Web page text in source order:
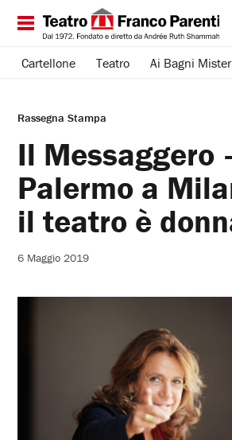
Cartellone Teatro Ai Bagni
Rassegna Stampa
Il Messaggero
Palermo a
il teatro è
6 Maggio 2019